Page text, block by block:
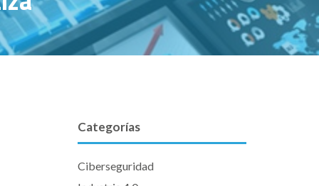
Categorías
Ciberseguridad